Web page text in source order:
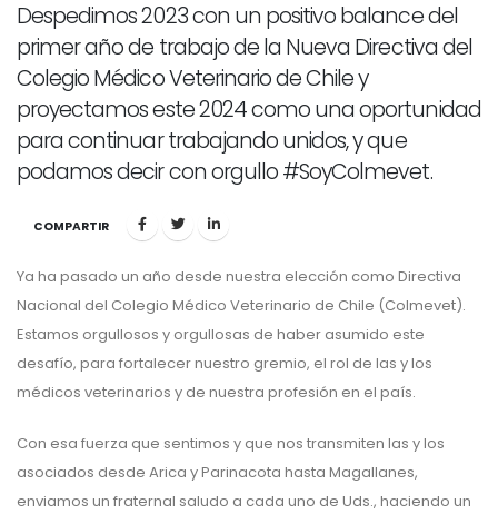
Despedimos 2023 con un positivo balance del
primer año de trabajo de la Nueva Directiva del
Colegio Médico Veterinario de Chile y
proyectamos este 2024 como una oportunidad
para continuar trabajando unidos, y que
podamos decir con orgullo #SoyColmevet.
COMPARTIR
Ya ha pasado un año desde nuestra elección como Directiva
Nacional del Colegio Médico Veterinario de Chile (Colmevet).
Estamos orgullosos y orgullosas de haber asumido este
desafío, para fortalecer nuestro gremio, el rol de las y los
médicos veterinarios y de nuestra profesión en el país.
Con esa fuerza que sentimos y que nos transmiten las y los
asociados desde Arica y Parinacota hasta Magallanes,
enviamos un fraternal saludo a cada uno de Uds., haciendo un